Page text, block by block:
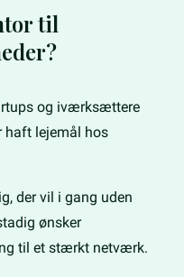
til
og iværksættere
haft lejemål hos
der vil i gang uden
ønsker
til et stærkt netværk.